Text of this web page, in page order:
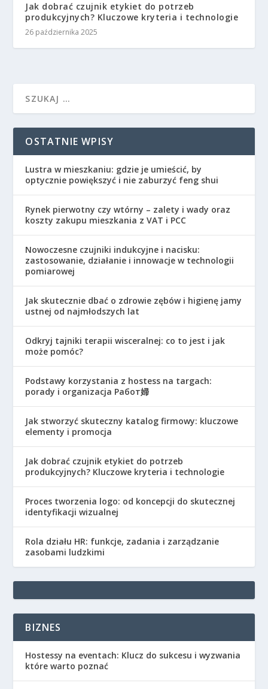
Jak dobrać czujnik etykiet do potrzeb
produkcyjnych? Kluczowe kryteria i technologie
26 października 2025
OSTATNIE WPISY
Lustra w mieszkaniu: gdzie je umieścić, by
optycznie powiększyć i nie zaburzyć feng shui
Rynek pierwotny czy wtórny – zalety i wady oraz
koszty zakupu mieszkania z VAT i PCC
Nowoczesne czujniki indukcyjne i nacisku:
zastosowanie, działanie i innowacje w technologii
pomiarowej
Jak skutecznie dbać o zdrowie zębów i higienę jamy
ustnej od najmłodszych lat
Odkryj tajniki terapii wisceralnej: co to jest i jak
może pomóc?
Podstawy korzystania z hostess na targach:
porady i organizacja Работ婦
Jak stworzyć skuteczny katalog firmowy: kluczowe
elementy i promocja
Jak dobrać czujnik etykiet do potrzeb
produkcyjnych? Kluczowe kryteria i technologie
Proces tworzenia logo: od koncepcji do skutecznej
identyfikacji wizualnej
Rola działu HR: funkcje, zadania i zarządzanie
zasobami ludzkimi
BIZNES
Hostessy na eventach: Klucz do sukcesu i wyzwania
które warto poznać